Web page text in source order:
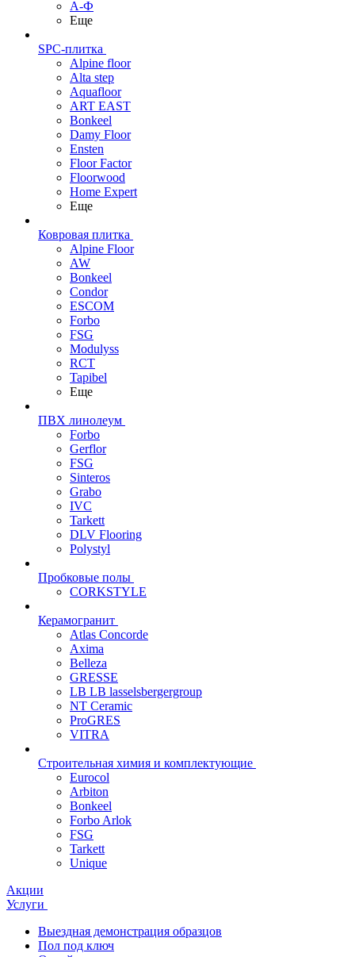
А-Ф
Еще
SPC-плитка
Alpine floor
Alta step
Aquafloor
ART EAST
Bonkeel
Damy Floor
Ensten
Floor Factor
Floorwood
Home Expert
Еще
Ковровая плитка
Alpine Floor
AW
Bonkeel
Condor
ESCOM
Forbo
FSG
Modulyss
RCT
Tapibel
Еще
ПВХ линолеум
Forbo
Gerflor
FSG
Sinteros
Grabo
IVC
Tarkett
DLV Flooring
Polystyl
Пробковые полы
CORKSTYLE
Керамогранит
Atlas Concorde
Axima
Belleza
GRESSE
LB LB lasselsbergergroup
NT Ceramic
ProGRES
VITRA
Строительная химия и комплектующие
Eurocol
Arbiton
Bonkeel
Forbo Arlok
FSG
Tarkett
Unique
Акции
Услуги
Выездная демонстрация образцов
Пол под ключ